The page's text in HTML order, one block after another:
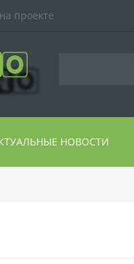
проекте
НОВОСТИ